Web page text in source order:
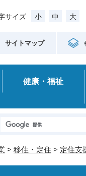
サイズ 小 中 大
サイトマップ
健康・福祉
> 移住・定住 > 定住支